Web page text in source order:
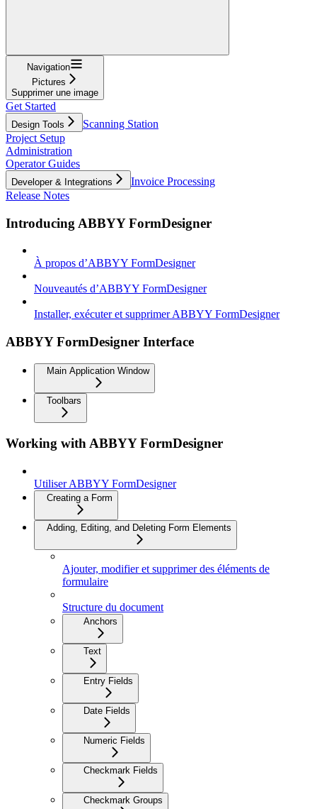
Navigation
Pictures
Supprimer une image
Get Started
Design Tools
Scanning Station
Project Setup
Administration
Operator Guides
Developer & Integrations
Invoice Processing
Release Notes
Introducing ABBYY FormDesigner
À propos d’ABBYY FormDesigner
Nouveautés d’ABBYY FormDesigner
Installer, exécuter et supprimer ABBYY FormDesigner
ABBYY FormDesigner Interface
Main Application Window
Toolbars
Working with ABBYY FormDesigner
Utiliser ABBYY FormDesigner
Creating a Form
Adding, Editing, and Deleting Form Elements
Ajouter, modifier et supprimer des éléments de
formulaire
Structure du document
Anchors
Text
Entry Fields
Date Fields
Numeric Fields
Checkmark Fields
Checkmark Groups